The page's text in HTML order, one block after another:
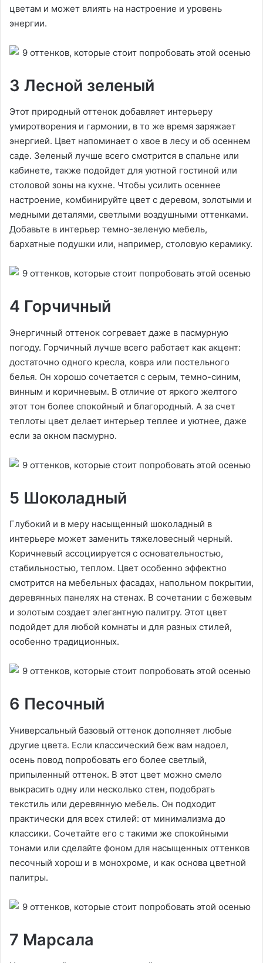
цветам и может влиять на настроение и уровень
энергии.
3 Лесной зеленый
Этот природный оттенок добавляет интерьеру
умиротворения и гармонии, в то же время заряжает
энергией. Цвет напоминает о хвое в лесу и об осеннем
саде. Зеленый лучше всего смотрится в спальне или
кабинете, также подойдет для уютной гостиной или
столовой зоны на кухне. Чтобы усилить осеннее
настроение, комбинируйте цвет с деревом, золотыми и
медными деталями, светлыми воздушными оттенками.
Добавьте в интерьер темно-зеленую мебель,
бархатные подушки или, например, столовую керамику.
4 Горчичный
Энергичный оттенок согревает даже в пасмурную
погоду. Горчичный лучше всего работает как акцент:
достаточно одного кресла, ковра или постельного
белья. Он хорошо сочетается с серым, темно-синим,
винным и коричневым. В отличие от яркого желтого
этот тон более спокойный и благородный. А за счет
теплоты цвет делает интерьер теплее и уютнее, даже
если за окном пасмурно.
5 Шоколадный
Глубокий и в меру насыщенный шоколадный в
интерьере может заменить тяжеловесный черный.
Коричневый ассоциируется с основательностью,
стабильностью, теплом. Цвет особенно эффектно
смотрится на мебельных фасадах, напольном покрытии,
деревянных панелях на стенах. В сочетании с бежевым
и золотым создает элегантную палитру. Этот цвет
подойдет для любой комнаты и для разных стилей,
особенно традиционных.
6 Песочный
Универсальный базовый оттенок дополняет любые
другие цвета. Если классический беж вам надоел,
осень повод попробовать его более светлый,
припыленный оттенок. В этот цвет можно смело
выкрасить одну или несколько стен, подобрать
текстиль или деревянную мебель. Он подходит
практически для всех стилей: от минимализма до
классики. Сочетайте его с такими же спокойными
тонами или сделайте фоном для насыщенных оттенков
песочный хорош и в монохроме, и как основа цветной
палитры.
7 Марсала